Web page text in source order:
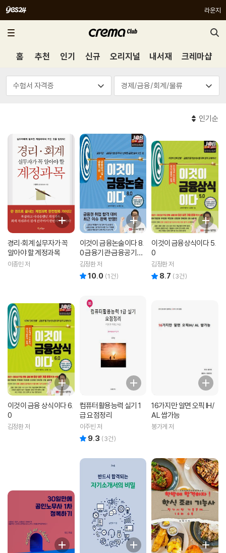
라운지
홈 추천 인기 신규 오리지널 내서재 크레마샵
인기순
경리·회계 실무자가 꼭
알아야 할 계정과목
이종민 저
이것이 금융논술이다 8.
0 금융기관·금융공기업
편
김정환 저
10.0 (1건)
이것이 금융상식이다 5.
0
김정환 저
8.7 (3건)
이것이 금융 상식이다 6.
0
김정환 저
컴퓨터활용능력 실기 1
급 요점정리
이주빈 저
9.3 (3건)
16가지만 알면 오픽 IH/
AL 쌉가능
봉가게 저